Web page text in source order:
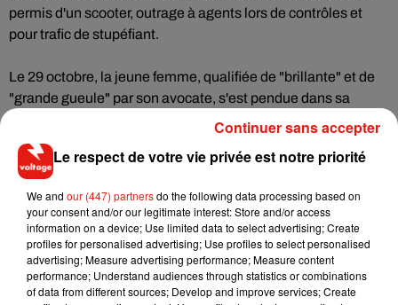
permis d'un scooter, outrage à agents lors de contrôles et
pour trafic de stupéfiant.
Le 29 octobre, la jeune femme, qualifiée de "brillante" et de
"grande gueule" par son avocate, s'est pendue dans sa
cellule du quartier disciplinaire de Fresnes. Elle venait
d'écoper le jour-même d'une sanction de 30 jours pour avoir
donné un coup de pied au chef de détention, selon la source
proche du dossier.
(Avec AFP)
Le respect de votre vie privée est notre priorité
We and our (447) partnersdo the following data processing based on
your consent and/or our legitimate interest: Store and/or access
information on a device; Use limited data to select advertising; Create
profiles for personalised advertising; Use profiles to select personalised
advertising; Measure advertising performance; Measure content
performance; Understand audiences through statistics or combinations
of data from different sources; Develop and improve services; Create
Continuer sans accepter